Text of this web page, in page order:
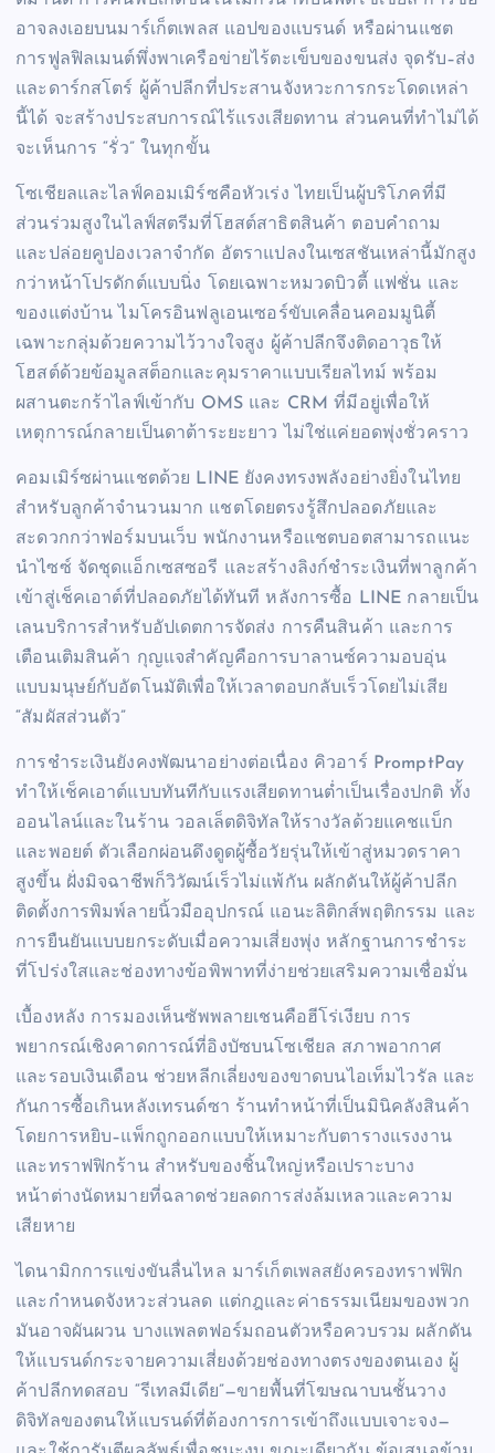
อาจลงเอยบนมาร์เก็ตเพลส แอปของแบรนด์ หรือผ่านแชต
การฟูลฟิลเมนต์พึ่งพาเครือข่ายไร้ตะเข็บของขนส่ง จุดรับ–ส่ง
และดาร์กสโตร์ ผู้ค้าปลีกที่ประสานจังหวะการกระโดดเหล่า
นี้ได้ จะสร้างประสบการณ์ไร้แรงเสียดทาน ส่วนคนที่ทำไม่ได้
จะเห็นการ “รั่ว” ในทุกขั้น
โซเชียลและไลฟ์คอมเมิร์ซคือหัวเร่ง ไทยเป็นผู้บริโภคที่มี
ส่วนร่วมสูงในไลฟ์สตรีมที่โฮสต์สาธิตสินค้า ตอบคำถาม
และปล่อยคูปองเวลาจำกัด อัตราแปลงในเซสชันเหล่านี้มักสูง
กว่าหน้าโปรดักต์แบบนิ่ง โดยเฉพาะหมวดบิวตี้ แฟชั่น และ
ของแต่งบ้าน ไมโครอินฟลูเอนเซอร์ขับเคลื่อนคอมมูนิตี้
เฉพาะกลุ่มด้วยความไว้วางใจสูง ผู้ค้าปลีกจึงติดอาวุธให้
โฮสต์ด้วยข้อมูลสต็อกและคุมราคาแบบเรียลไทม์ พร้อม
ผสานตะกร้าไลฟ์เข้ากับ OMS และ CRM ที่มีอยู่เพื่อให้
เหตุการณ์กลายเป็นดาต้าระยะยาว ไม่ใช่แค่ยอดพุ่งชั่วคราว
คอมเมิร์ซผ่านแชตด้วย LINE ยังคงทรงพลังอย่างยิ่งในไทย
สำหรับลูกค้าจำนวนมาก แชตโดยตรงรู้สึกปลอดภัยและ
สะดวกกว่าฟอร์มบนเว็บ พนักงานหรือแชตบอตสามารถแนะ
นำไซซ์ จัดชุดแอ็กเซสซอรี และสร้างลิงก์ชำระเงินที่พาลูกค้า
เข้าสู่เช็คเอาต์ที่ปลอดภัยได้ทันที หลังการซื้อ LINE กลายเป็น
เลนบริการสำหรับอัปเดตการจัดส่ง การคืนสินค้า และการ
เตือนเติมสินค้า กุญแจสำคัญคือการบาลานซ์ความอบอุ่น
แบบมนุษย์กับอัตโนมัติเพื่อให้เวลาตอบกลับเร็วโดยไม่เสีย
“สัมผัสส่วนตัว”
การชำระเงินยังคงพัฒนาอย่างต่อเนื่อง คิวอาร์ PromptPay
ทำให้เช็คเอาต์แบบทันทีกับแรงเสียดทานต่ำเป็นเรื่องปกติ ทั้ง
ออนไลน์และในร้าน วอลเล็ตดิจิทัลให้รางวัลด้วยแคชแบ็ก
และพอยต์ ตัวเลือกผ่อนดึงดูดผู้ซื้อวัยรุ่นให้เข้าสู่หมวดราคา
สูงขึ้น ฝั่งมิจฉาชีพก็วิวัฒน์เร็วไม่แพ้กัน ผลักดันให้ผู้ค้าปลีก
ติดตั้งการพิมพ์ลายนิ้วมืออุปกรณ์ แอนะลิติกส์พฤติกรรม และ
การยืนยันแบบยกระดับเมื่อความเสี่ยงพุ่ง หลักฐานการชำระ
ที่โปร่งใสและช่องทางข้อพิพาทที่ง่ายช่วยเสริมความเชื่อมั่น
เบื้องหลัง การมองเห็นซัพพลายเชนคือฮีโร่เงียบ การ
พยากรณ์เชิงคาดการณ์ที่อิงบัซบนโซเชียล สภาพอากาศ
และรอบเงินเดือน ช่วยหลีกเลี่ยงของขาดบนไอเท็มไวรัล และ
กันการซื้อเกินหลังเทรนด์ซา ร้านทำหน้าที่เป็นมินิคลังสินค้า
โดยการหยิบ–แพ็กถูกออกแบบให้เหมาะกับตารางแรงงาน
และทราฟฟิกร้าน สำหรับของชิ้นใหญ่หรือเปราะบาง
หน้าต่างนัดหมายที่ฉลาดช่วยลดการส่งล้มเหลวและความ
เสียหาย
ไดนามิกการแข่งขันลื่นไหล มาร์เก็ตเพลสยังครองทราฟฟิก
และกำหนดจังหวะส่วนลด แต่กฎและค่าธรรมเนียมของพวก
มันอาจผันผวน บางแพลตฟอร์มถอนตัวหรือควบรวม ผลักดัน
ให้แบรนด์กระจายความเสี่ยงด้วยช่องทางตรงของตนเอง ผู้
ค้าปลีกทดสอบ “รีเทลมีเดีย”—ขายพื้นที่โฆษณาบนชั้นวาง
ดิจิทัลของตนให้แบรนด์ที่ต้องการการเข้าถึงแบบเจาะจง—